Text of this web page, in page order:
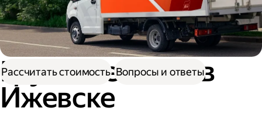
Грузовое такси в
Ижевске
Рассчитать стоимость Вопросы и ответы